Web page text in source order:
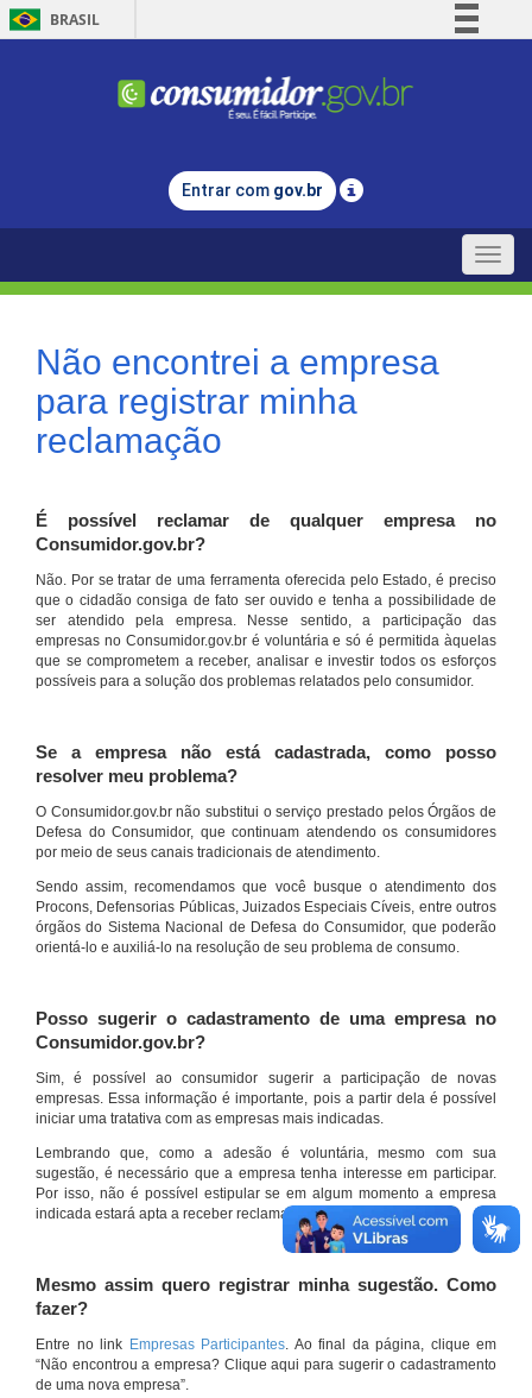
BRASIL
Comunica BR
Legislação
Entrar com gov.br
Toggle
Não encontrei a empresa
para registrar minha
reclamação
É possível reclamar de qualquer empresa no
Consumidor.gov.br?
Não. Por se tratar de uma ferramenta oferecida pelo Estado, é preciso
que o cidadão consiga de fato ser ouvido e tenha a possibilidade de
ser atendido pela empresa. Nesse sentido, a participação das
empresas no Consumidor.gov.br é voluntária e só é permitida àquelas
que se comprometem a receber, analisar e investir todos os esforços
possíveis para a solução dos problemas relatados pelo consumidor.
Se a empresa não está cadastrada, como posso
resolver meu problema?
O Consumidor.gov.br não substitui o serviço prestado pelos Órgãos de
Defesa do Consumidor, que continuam atendendo os consumidores
por meio de seus canais tradicionais de atendimento.
Sendo assim, recomendamos que você busque o atendimento dos
Procons, Defensorias Públicas, Juizados Especiais Cíveis, entre outros
órgãos do Sistema Nacional de Defesa do Consumidor, que poderão
orientá-lo e auxiliá-lo na resolução de seu problema de consumo.
Posso sugerir o cadastramento de uma empresa no
Consumidor.gov.br?
Sim, é possível ao consumidor sugerir a participação de novas
empresas. Essa informação é importante, pois a partir dela é possível
iniciar uma tratativa com as empresas mais indicadas.
Lembrando que, como a adesão é voluntária, mesmo com sua
sugestão, é necessário que a empresa tenha interesse em participar.
Por isso, não é possível estipular se em algum momento a empresa
indicada estará apta a receber reclamações por meio do site.
Mesmo assim quero registrar minha sugestão. Como
fazer?
Entre no link Empresas Participantes. Ao final da página, clique em
“Não encontrou a empresa? Clique aqui para sugerir o cadastramento
de uma nova empresa”.